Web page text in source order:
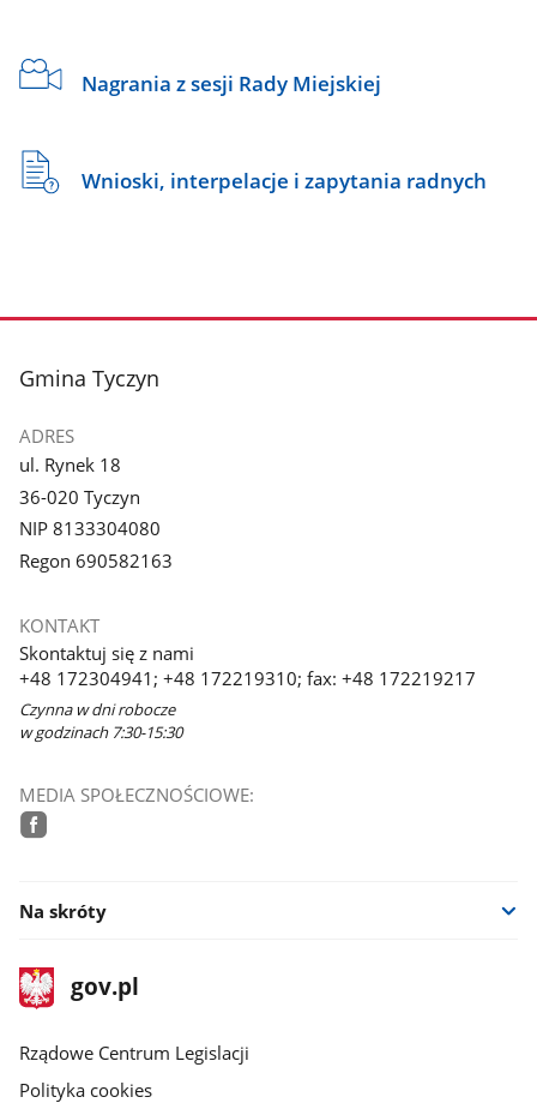
Nagrania z sesji Rady Miejskiej
Wnioski, interpelacje i zapytania radnych
stopka
Gmina Tyczyn
ADRES
ul. Rynek 18
36-020 Tyczyn
NIP 8133304080
Regon 690582163
KONTAKT
Skontaktuj się z nami
+48 172304941; +48 172219310; fax: +48 172219217
Czynna w dni robocze
w godzinach 7:30-15:30
MEDIA SPOŁECZNOŚCIOWE:
Na skróty
stopka
gov.plStrona
gov.pl
Rządowe Centrum Legislacji
Polityka cookies